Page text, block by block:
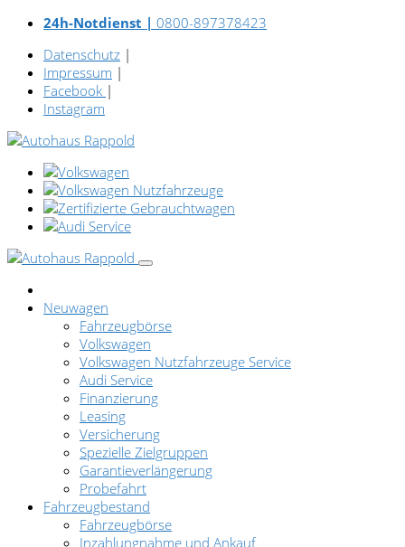
24h-Notdienst | 0800-897378423
Datenschutz |
Impressum |
Facebook |
Instagram
Neuwagen
Fahrzeugbörse
Volkswagen
Volkswagen Nutzfahrzeuge Service
Audi Service
Finanzierung
Leasing
Versicherung
Spezielle Zielgruppen
Garantieverlängerung
Probefahrt
Fahrzeugbestand
Fahrzeugbörse
Inzahlungnahme und Ankauf